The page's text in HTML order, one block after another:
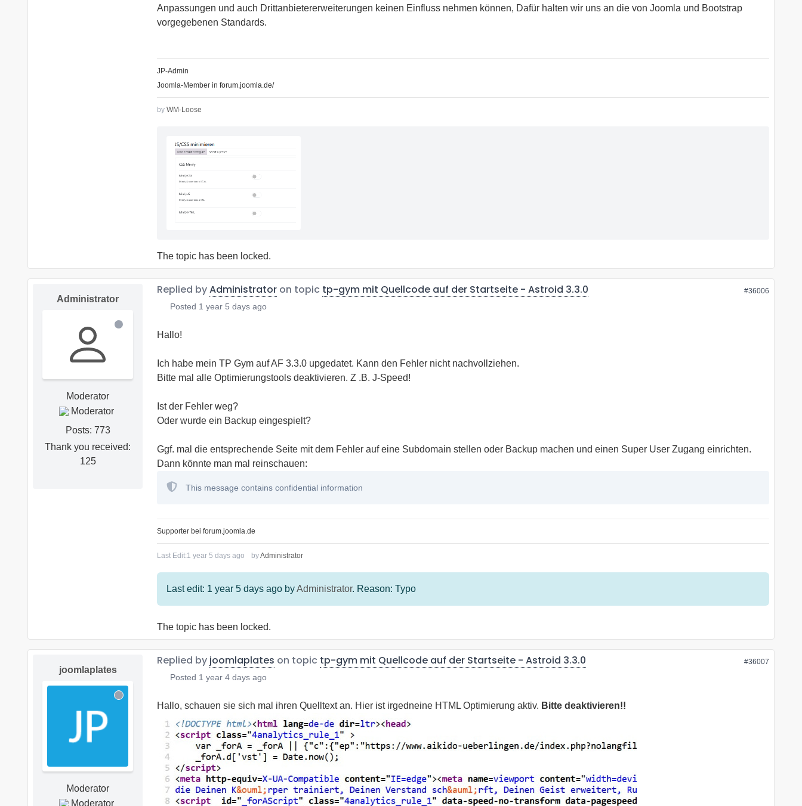
Anpassungen und auch Drittanbietererweiterungen keinen Einfluss nehmen können, Dafür halten wir uns an die von Joomla und Bootstrap
vorgegebenen Standards.
JP-Admin
Joomla-Member in forum.joomla.de/
by WM-Loose
The topic has been locked.
Administrator
Moderator
Posts: 773
Thank you received:
125
Replied byAdministrator on topic tp-gym mit Quellcode auf der Startseite - Astroid 3.3.0
Posted 1 year 5 days ago
#36006
Hallo!
Ich habe mein TP Gym auf AF 3.3.0 upgedatet. Kann den Fehler nicht nachvollziehen.
Bitte mal alle Optimierungstools deaktivieren. Z .B. J-Speed!
Ist der Fehler weg?
Oder wurde ein Backup eingespielt?
Ggf. mal die entsprechende Seite mit dem Fehler auf eine Subdomain stellen oder Backup machen und einen Super User Zugang einrichten.
Dann könnte man mal reinschauen:
This message contains confidential information
Supporter bei forum.joomla.de
Last Edit:1 year 5 days ago byAdministrator
Last edit: 1 year 5 days ago byAdministrator. Reason: Typo
The topic has been locked.
joomlaplates
Moderator
Replied by joomlaplates on topic tp-gym mit Quellcode auf der Startseite - Astroid 3.3.0
Posted 1 year 4 days ago
#36007
Hallo, schauen sie sich mal ihren Quelltext an. Hier ist irgedneine HTML Optimierung aktiv. Bitte deaktivieren!!